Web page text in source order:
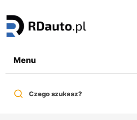
Menu
Czego szukasz?